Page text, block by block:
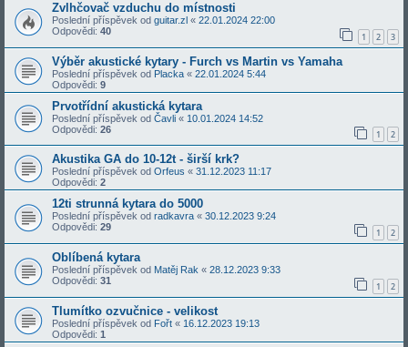
Zvlhčovač vzduchu do místnosti
Poslední příspěvek od guitar.zl « 22.01.2024 22:00
Odpovědi: 40 1 2 3
Výběr akustické kytary - Furch vs Martin vs Yamaha
Poslední příspěvek od Placka « 22.01.2024 5:44
Odpovědi: 9
Prvotřídní akustická kytara
Poslední příspěvek od Čavli « 10.01.2024 14:52
Odpovědi: 26 1 2
Akustika GA do 10-12t - širší krk?
Poslední příspěvek od Orfeus « 31.12.2023 11:17
Odpovědi: 2
12ti strunná kytara do 5000
Poslední příspěvek od radkavra « 30.12.2023 9:24
Odpovědi: 29 1 2
Oblíbená kytara
Poslední příspěvek od Matěj Rak « 28.12.2023 9:33
Odpovědi: 31 1 2
Tlumítko ozvučnice - velikost
Poslední příspěvek od Fořt « 16.12.2023 19:13
Odpovědi: 1